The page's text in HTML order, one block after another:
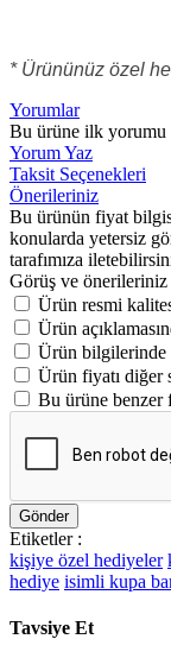
* Ürününüz özel
Yorumlar
Bu ürüne ilk yorumu
Yorum Yaz
Taksit Seçenekleri
Önerileriniz
Bu ürünün fiyat
konularda yetersiz
tarafımıza
Görüş ve
Ürün resmi
Ürün
Ürün bilgilerinde
Ürün fiyatı diğer
Bu ürüne benzer
Gönder
Etiketler :
kişiye özel hediyeler
hediye isimli kupa
Tavsiye Et